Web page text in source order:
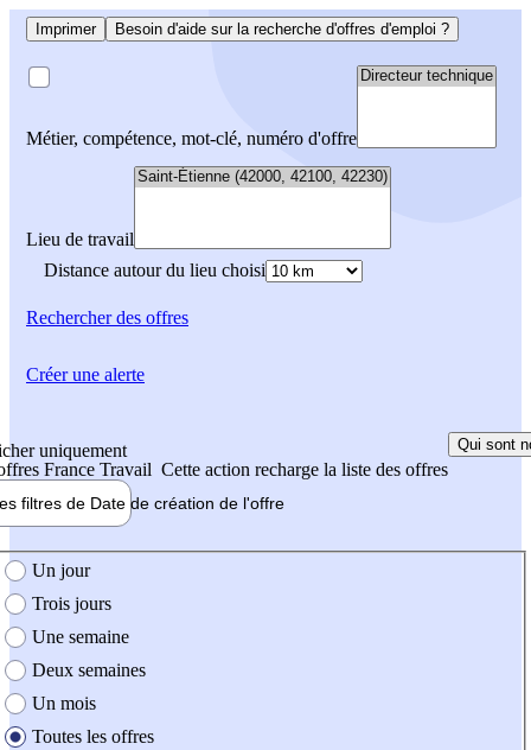
Imprimer Besoin d'aide sur la recherche d'offres d'emploi ?
Métier, compétence, mot-clé, numéro d'offre
Lieu de travail
Distance autour du lieu choisi
Rechercherdes offres
uniquement
France Travail Cette action recharge la liste des offres
Qui sont
filtres de Date de création de l'offre
création de l'offre
Un jour
Trois jours
Une semaine
Deux semaines
Un mois
Toutes les offres
Créer une alerte